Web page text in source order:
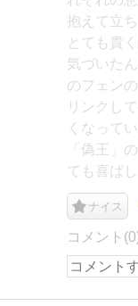
抱えて立
とても貴
気づいた
のフェン
リンクし
くなって
「偽王」
ても喜ば
ナイス
コメント